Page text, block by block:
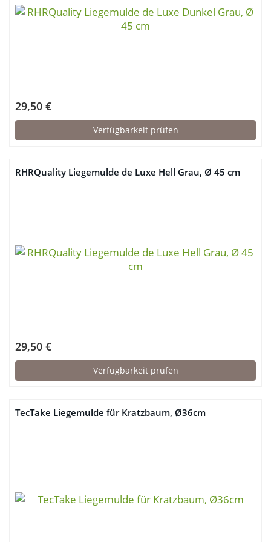
29,50 €
Verfügbarkeit prüfen
RHRQuality Liegemulde de Luxe Hell Grau, Ø 45 cm
29,50 €
Verfügbarkeit prüfen
TecTake Liegemulde für Kratzbaum, Ø36cm